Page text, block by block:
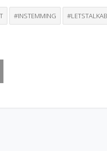
#INSTEMMING